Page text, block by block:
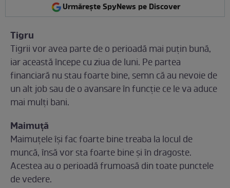
Urmărește SpyNews pe Discover
Tigru
Tigrii vor avea parte de o perioadă mai puțin bună,
iar această începe cu ziua de luni. Pe partea
financiară nu stau foarte bine, semn că au nevoie de
un alt job sau de o avansare în funcție ce le va aduce
mai mulți bani.
Maimuță
Maimuțele își fac foarte bine treaba la locul de
muncă, însă vor sta foarte bine și în dragoste.
Acestea au o perioadă frumoasă din toate punctele
de vedere.